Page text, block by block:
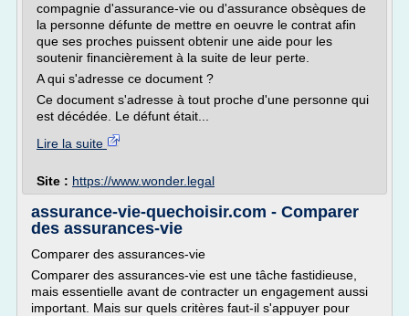
compagnie d'assurance-vie ou d'assurance obsèques de
la personne défunte de mettre en oeuvre le contrat afin
que ses proches puissent obtenir une aide pour les
soutenir financièrement à la suite de leur perte.
A qui s'adresse ce document ?
Ce document s'adresse à tout proche d'une personne qui
est décédée. Le défunt était...
Lire la suite
Site : https://www.wonder.legal
assurance-vie-quechoisir.com - Comparer
des assurances-vie
Comparer des assurances-vie
Comparer des assurances-vie est une tâche fastidieuse,
mais essentielle avant de contracter un engagement aussi
important. Mais sur quels critères faut-il s'appuyer pour